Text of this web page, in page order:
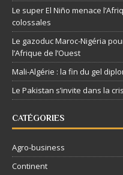
Le super El Niño menace
colossales
Le gazoduc Maroc-Nigéria
l’Afrique de l’Ouest
Mali-Algérie : la fin du gel
Le Pakistan s’invite dans la
CATÉGORIES
Agro-business
Continent